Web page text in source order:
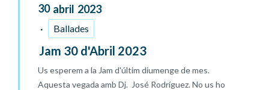
30 abril 2023
Ballades
Jam 30 d'Abril 2023
Us esperem a la Jam d'últim diumenge de mes.
Aquesta vegada amb Dj. José Rodríguez. No us ho